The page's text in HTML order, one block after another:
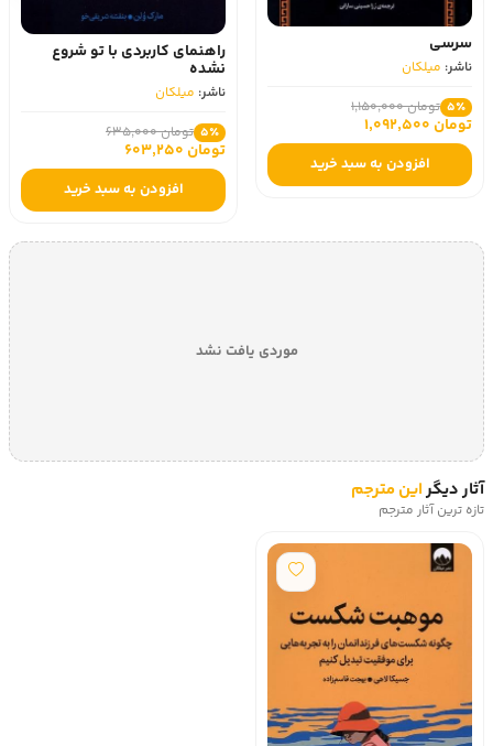
سرسی
ناشر: میلکان
5٪ تومان 1,150,000
تومان 1,092,500
افزودن به سبد خرید
راهنمای کاربردی با تو شروع
نشده
ناشر: میلکان
5٪ تومان 635,000
تومان 603,250
افزودن به سبد خرید
موردی یافت نشد
آثار دیگراین مترجم
تازه ترین آثار مترجم